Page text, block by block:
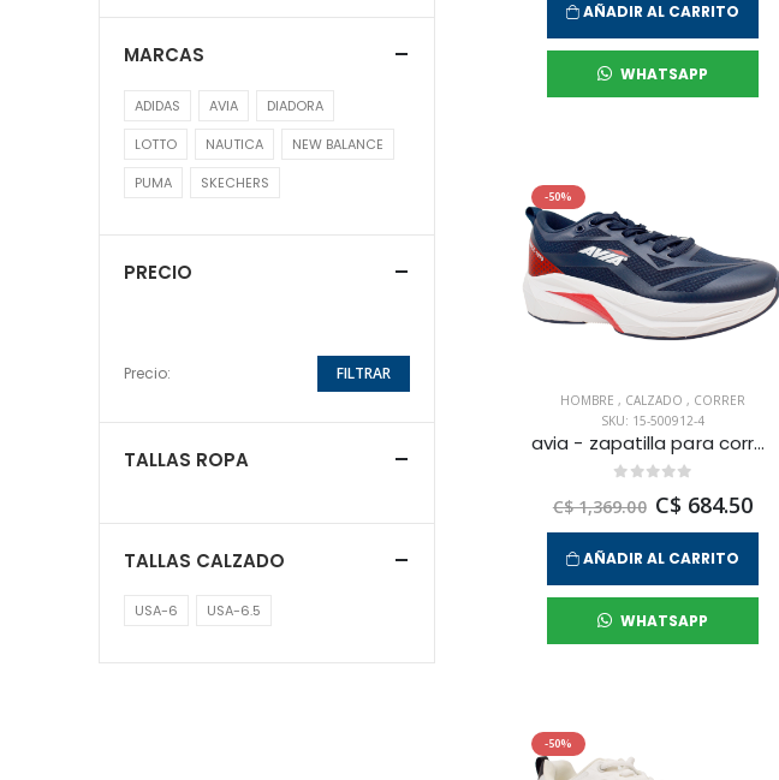
AÑADIR AL CARRITO
WHATSAPP
-50%
HOMBRE , CALZADO , CORRER
SKU: 15-500912-4
avia - zapatilla para correr sirius para hombre
C$ 1,369.00 C$ 684.50
AÑADIR AL CARRITO
WHATSAPP
-50%
MARCAS
ADIDAS AVIA
DIADORA
LOTTO
NAUTICA
NEW BALANCE
PUMA
SKECHERS
PRECIO
Precio: FILTRAR
TALLAS ROPA
TALLAS CALZADO
USA-6 USA-6.5